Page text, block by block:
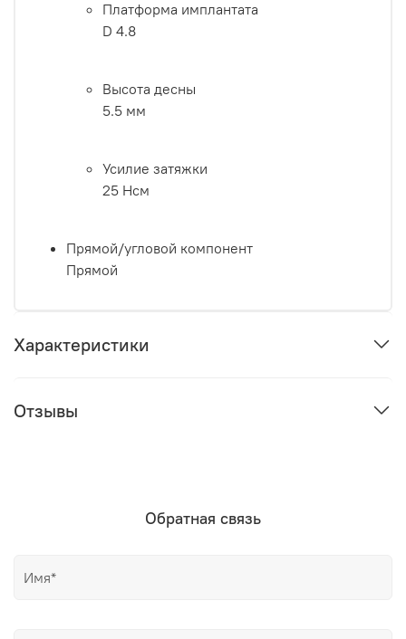
Платформа имплантата
D 4.8
Высота десны
5.5 мм
Усилие затяжки
25 Нсм
Прямой/угловой компонент
Прямой
Характеристики
Отзывы
Обратная связь